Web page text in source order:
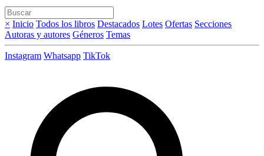
× Inicio Todos los libros Destacados Lotes Ofertas Secciones
Autoras y autores Géneros Temas
Instagram Whatsapp TikTok